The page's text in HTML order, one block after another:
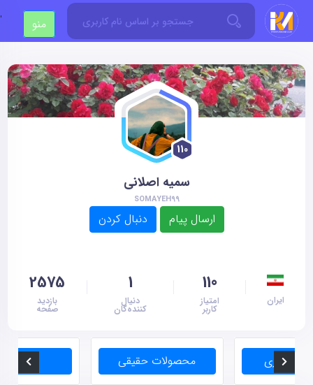
' منو
110
سمیه اصلانی
SOMAYEH99
2575
بازدید
صفحه
1
دنیال
کننده‌گان
110
امتیاز
کاربر
ایران